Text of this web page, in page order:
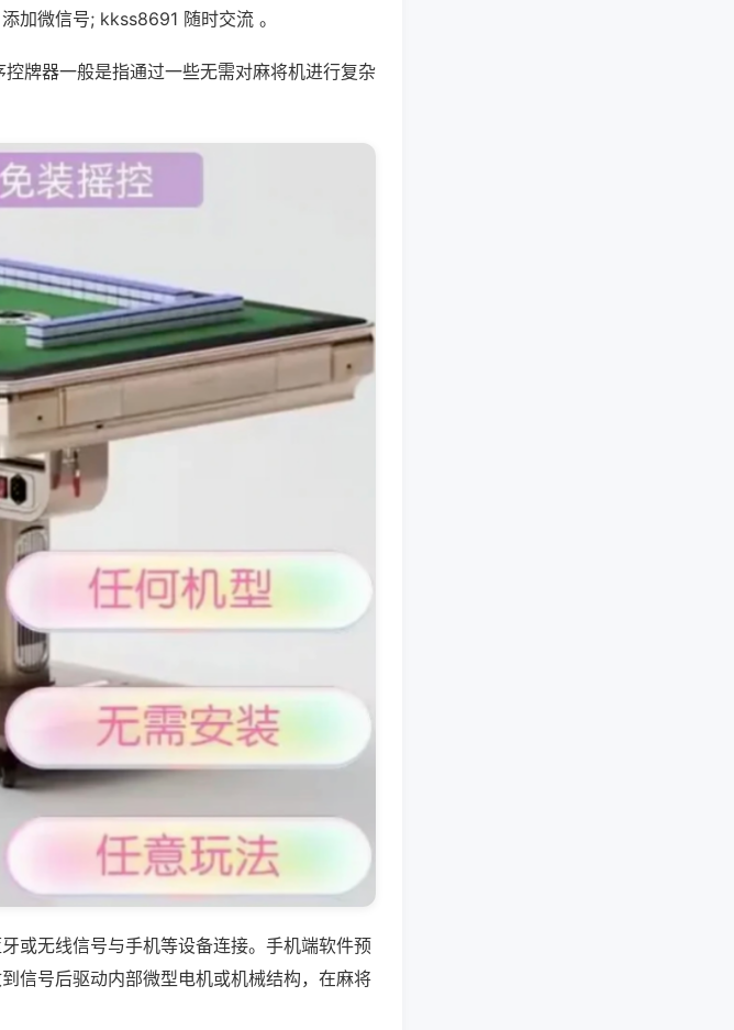
加微信号; kkss8691 随时交流 。
牌器一般是指通过一些无需对麻将机进行复杂
或无线信号与手机等设备连接。手机端软件预
信号后驱动内部微型电机或机械结构，在麻将